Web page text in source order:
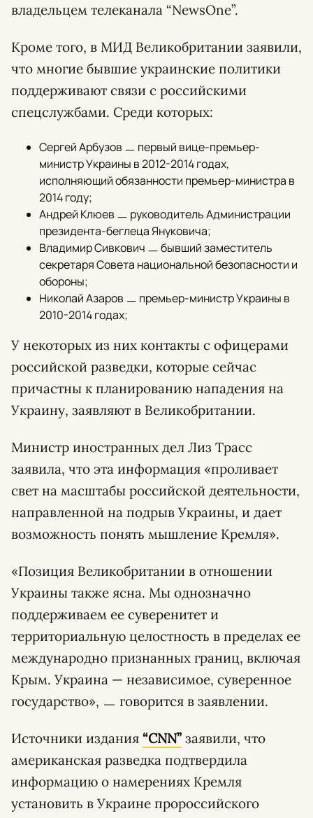
владельцем телеканала “NewsOne”.
Кроме того, в МИД Великобритании заявили,
что многие бывшие украинские политики
поддерживают связи с российскими
спецслужбами. Среди которых:
Сергей Арбузов ㅡ первый вице-премьер-
министр Украины в 2012-2014 годах,
исполняющий обязанности премьер-министра в
2014 году;
Андрей Клюев ㅡ руководитель Администрации
президента-беглеца Януковича;
Владимир Сивкович ㅡ бывший заместитель
секретаря Совета национальной безопасности и
обороны;
Николай Азаров ㅡ премьер-министр Украины в
2010-2014 годах;
У некоторых из них контакты с офицерами
российской разведки, которые сейчас
причастны к планированию нападения на
Украину, заявляют в Великобритании.
Министр иностранных дел Лиз Трасс
заявила, что эта информация «проливает
свет на масштабы российской деятельности,
направленной на подрыв Украины, и дает
возможность понять мышление Кремля».
«Позиция Великобритании в отношении
Украины также ясна. Мы однозначно
поддерживаем ее суверенитет и
территориальную целостность в пределах ее
международно признанных границ, включая
Крым. Украина — независимое, суверенное
государство», ㅡ говорится в заявлении.
Источники издания “CNN” заявили, что
американская разведка подтвердила
информацию о намерениях Кремля
установить в Украине пророссийского